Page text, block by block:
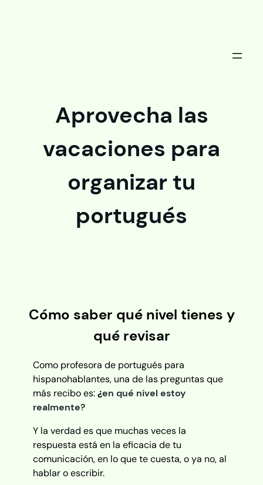
Aprovecha las
vacaciones para
organizar tu
portugués
Cómo saber qué nivel tienes y
qué revisar
Como profesora de portugués para
hispanohablantes, una de las preguntas que
más recibo es:¿en qué nivel estoy
realmente?
Y la verdad es que muchas veces la
respuesta está en la eficacia de tu
comunicación, en lo que te cuesta, o ya no, al
hablar o escribir.